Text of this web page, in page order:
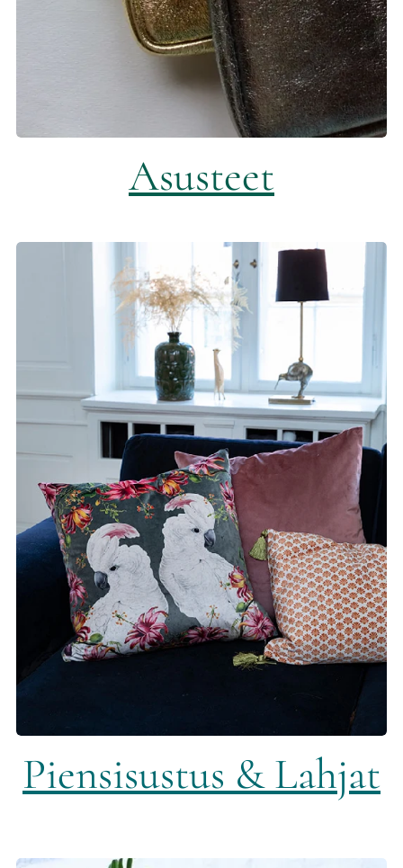
Asusteet
Piensisustus & Lahjat